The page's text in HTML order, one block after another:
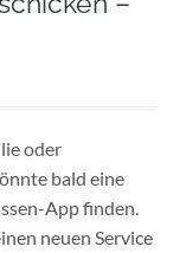
oder
bald eine
App finden.
neuen Service